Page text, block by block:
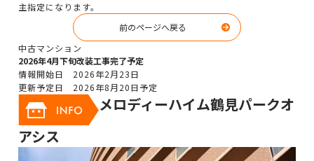
主指定になります。
前のページへ戻る
中古マンション
2026年4月下旬改装工事完了予定
情報開始日 2026年2月23日
更新予定日 2026年8月20日予定
メロディーハイム鶴見パークオ
アシス